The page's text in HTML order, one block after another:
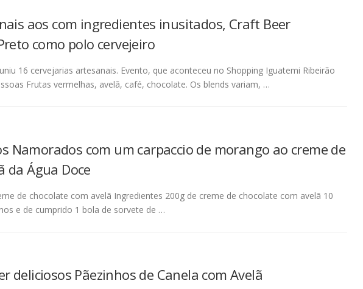
aos com ingredientes inusitados, Craft Beer
como polo cervejeiro
16 cervejarias artesanais. Evento, que aconteceu no Shopping Iguatemi Ribeirão
Frutas vermelhas, avelã, café, chocolate. Os blends variam, …
Namorados com um carpaccio de morango ao creme de
da Água Doce
de chocolate com avelã Ingredientes 200g de creme de chocolate com avelã 10
e de cumprido 1 bola de sorvete de …
deliciosos Pãezinhos de Canela com Avelã